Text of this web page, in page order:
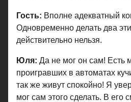
Гость: Вполне адекватный
Одновременно делать два
действительно нельзя.
Юля: Да не мог он сам! Есть
проигравших в автоматах
так же живут спокойно! Я
мог сам этого сделать. В его